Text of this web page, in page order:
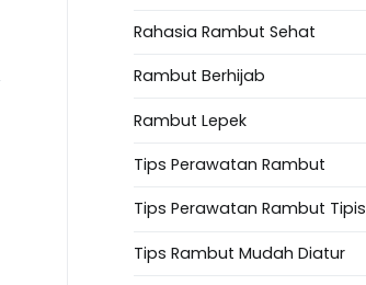
Rahasia Rambut Sehat
Rambut Berhijab
Rambut Lepek
Tips Perawatan Rambut
Tips Perawatan Rambut Tipis
Tips Rambut Mudah Diatur